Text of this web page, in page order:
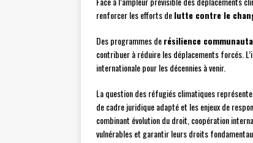
renforcer les efforts delutte contre le
Des programmes derésilience
contribuer à réduire les déplacements forcés.
internationale pour les décennies à venir.
La question des réfugiés climatiques
de cadre juridique adapté et les enjeux de
combinant évolution du droit, coopération
vulnérables et garantir leurs droits